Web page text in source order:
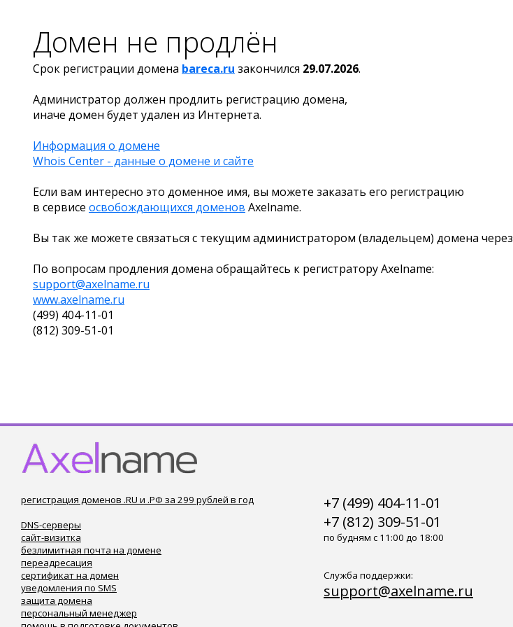
Домен не продлён
Срок регистрации домена bareca.ru закончился 29.07.2026.
Администратор должен продлить регистрацию домена,
иначе домен будет удален из Интернета.
Информация о домене
Whois Center - данные о домене и сайте
Если вам интересно это доменное имя, вы можете заказать его регистрацию
в сервисе освобождающихся доменов Axelname.
Вы так же можете связаться с текущим администратором (владельцем) домена через
По вопросам продления домена обращайтесь к регистратору Axelname:
support@axelname.ru
www.axelname.ru
(499) 404-11-01
(812) 309-51-01
регистрация доменов .RU и .РФ за 299 рублей в год
DNS-серверы
сайт-визитка
безлимитная почта на домене
переадресация
сертификат на домен
уведомления по SMS
защита домена
персональный менеджер
+7 (499) 404-11-01
+7 (812) 309-51-01
по будням с 11:00 до 18:00
Служба поддержки:
support@axelname.ru